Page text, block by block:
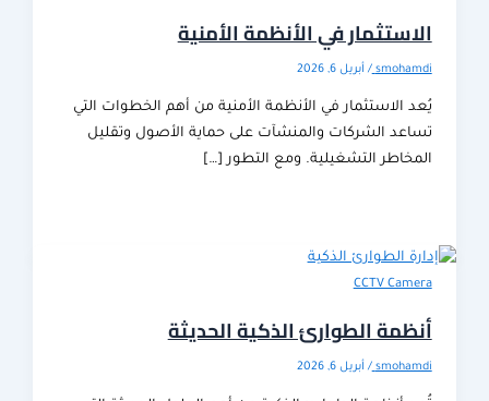
في الأنظمة الأمنية
أبريل 6, 2026
الاستثمار في الأنظمة الأمنية من أهم الخطوات التي
الشركات والمنشآت على حماية الأصول وتقليل
التشغيلية. ومع التطور […]
CCTV
الطوارئ الذكية الحديثة
أبريل 6, 2026